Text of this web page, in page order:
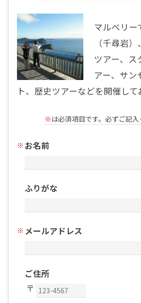
マルベリー
（千尋岩
ツアー、ス
アー、サン
ト、歴史ツアーなどを開催して
※ は必須項目です。必ずご記入
お名前
ふりがな
メールアドレス
ご住所